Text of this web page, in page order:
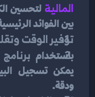
المالية
بين الفوائد
توفير الوقت
باستخدام
ودقة.